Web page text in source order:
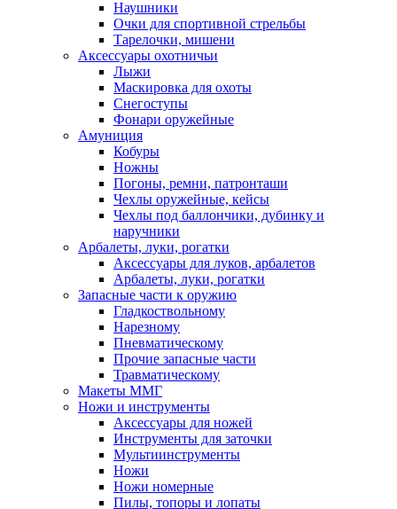
Наушники
Очки для спортивной стрельбы
Тарелочки, мишени
Аксессуары охотничьи
Лыжи
Маскировка для охоты
Снегоступы
Фонари оружейные
Амуниция
Кобуры
Ножны
Погоны, ремни, патронташи
Чехлы оружейные, кейсы
Чехлы под баллончики, дубинку и
наручники
Арбалеты, луки, рогатки
Аксессуары для луков, арбалетов
Арбалеты, луки, рогатки
Запасные части к оружию
Гладкоствольному
Нарезному
Пневматическому
Прочие запасные части
Травматическому
Макеты ММГ
Ножи и инструменты
Аксессуары для ножей
Инструменты для заточки
Мультиинструменты
Ножи
Ножи номерные
Пилы, топоры и лопаты